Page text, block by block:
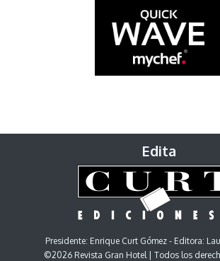
Edita
Presidente: Enrique Curt Gómez - Editora:
©2026 Revista Gran Hotel | Todos los